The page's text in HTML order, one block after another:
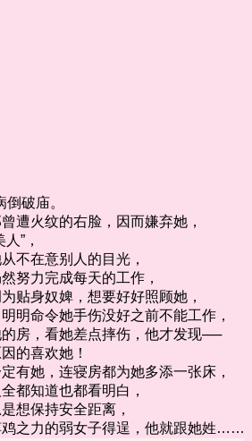
破庙。
遭火纹的右脸，因而嫌弃她，
”，
不在意别人的目光，
努力完成每天的工作，
贴身奴婢，想要好好照顾她，
明命令她手伤没好之前不能工作，
房，看她差点摔伤，他才发现──
的喜欢她！
有她，连寝房都为她多添一张床，
都知道也都看明白，
想保持安全距离，
鸡之力的弱女子得逞，他就跟她姓……